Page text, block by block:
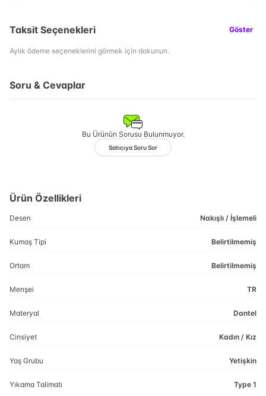
Taksit Seçenekleri Göster
Aylık ödeme seçeneklerini görmek için dokunun.
Soru & Cevaplar
Bu Ürünün Sorusu Bulunmuyor.
Satıcıya Soru Sor
Ürün Özellikleri
Desen Nakışlı / İşlemeli
Kumaş Tipi Belirtilmemiş
Ortam Belirtilmemiş
Menşei TR
Materyal Dantel
Cinsiyet Kadın / Kız
Yaş Grubu Yetişkin
Yıkama Talimatı Type 1